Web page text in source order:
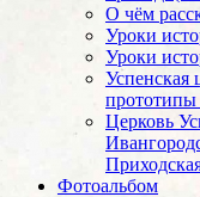
О чём
Уроки
Уроки
Успенская
Церковь
Фотоальбом